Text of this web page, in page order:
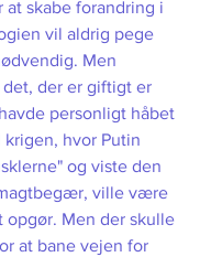
at skabe forandring i
vil aldrig pege
Men
der er giftigt er
personligt håbet
hvor Putin
og viste den
ville være
opgør. Men der skulle
at bane vejen for